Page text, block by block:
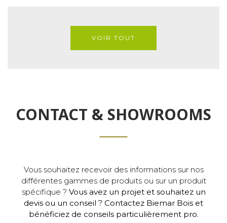
VOIR TOUT
CONTACT & SHOWROOMS
Vous souhaitez recevoir des informations sur nos
différentes gammes de produits ou sur un produit
spécifique ? Vous avez un projet et souhaitez un
devis ou un conseil ? Contactez Biemar Bois et
bénéficiez de conseils particulièrement pro.